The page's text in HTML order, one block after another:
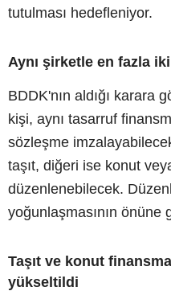
tutulması hedefleniyor.
Aynı şirketle en fazla
BDDK'nın aldığı karara
kişi, aynı tasarruf
sözleşme
taşıt, diğeri ise konut
düzenlenebilecek.
yoğunlaşmasının önüne
Taşıt ve konut
yükseltildi